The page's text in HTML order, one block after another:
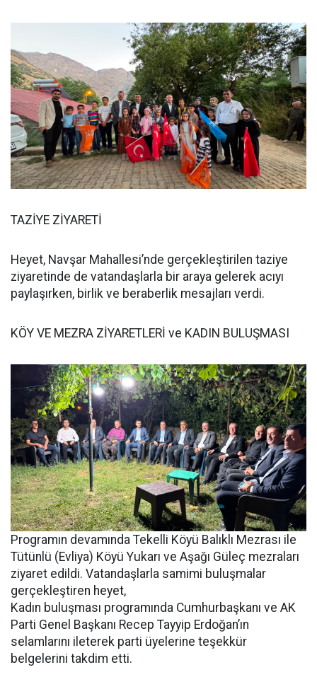
TAZİYE ZİYARETİ
Heyet, Navşar Mahallesi’nde gerçekleştirilen taziye
ziyaretinde de vatandaşlarla bir araya gelerek acıyı
paylaşırken, birlik ve beraberlik mesajları verdi.
KÖY VE MEZRA ZİYARETLERİ ve KADIN BULUŞMASI
Programın devamında Tekelli Köyü Balıklı Mezrası ile
Tütünlü (Evliya) Köyü Yukarı ve Aşağı Güleç mezraları
ziyaret edildi. Vatandaşlarla samimi buluşmalar
gerçekleştiren heyet,
Kadın buluşması programında Cumhurbaşkanı ve AK
Parti Genel Başkanı Recep Tayyip Erdoğan’ın
selamlarını ileterek parti üyelerine teşekkür
belgelerini takdim etti.